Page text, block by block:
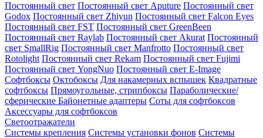
Постоянный свет Постоянный свет Aputure Постоянный свет
Godox Постоянный свет Zhiyun Постоянный свет Falcon Eyes
Постоянный свет FST Постоянный свет GreenBeen
Постоянный свет Raylab Постоянный свет Akurat Постоянный
свет SmallRig Постоянный свет Manfrotto Постоянный свет
Rotolight Постоянный свет Rekam Постоянный свет Fujimi
Постоянный свет YongNuo Постоянный свет E-Image
Софтбоксы Октобоксы Для накамерных вспышек Квадратные
софтбоксы Прямоугольные, стрипбоксы Параболические/
сферические Байонетныe адаптеры Соты для софтбоксов
Аксессуары для софтбоксов
Светоотражатели
Системы крепления Системы установки фонов Системы